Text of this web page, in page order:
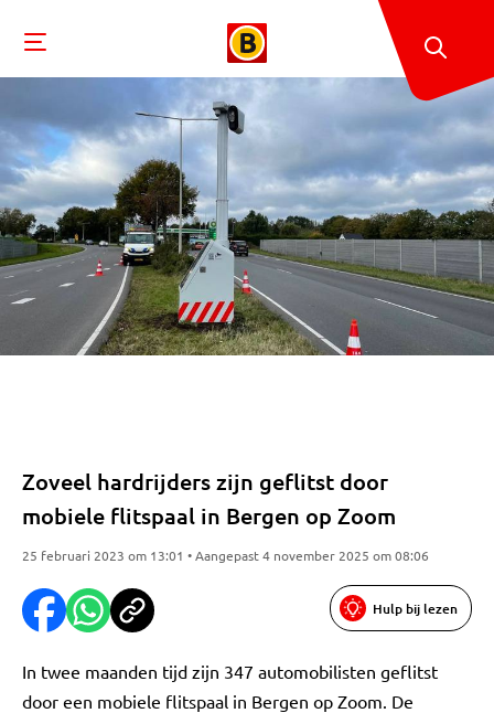
Zoveel hardrijders zijn geflitst door
mobiele flitspaal in Bergen op Zoom
25 februari 2023 om 13:01 • Aangepast 4 november 2025 om 08:06
Hulp bij lezen
In twee maanden tijd zijn 347 automobilisten geflitst
door een mobiele flitspaal in Bergen op Zoom. De